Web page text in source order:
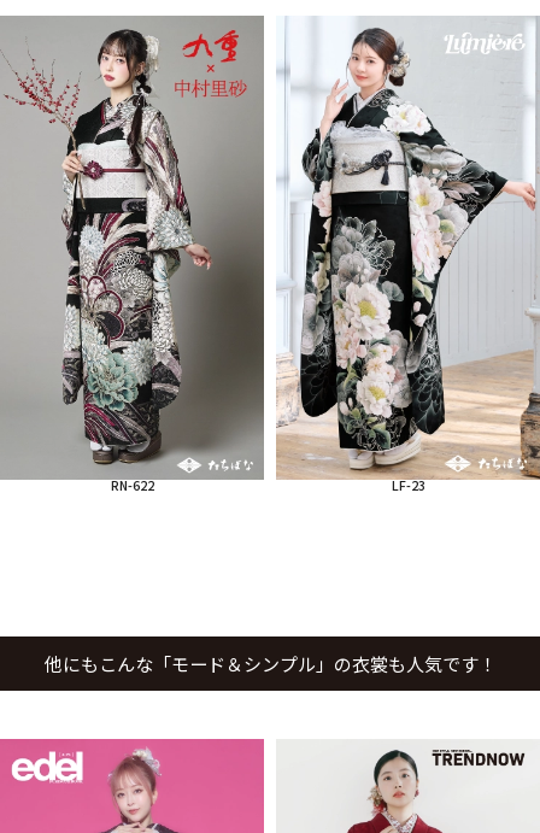
RN-622 LF-23
他にもこんな「モード＆シンプル」の衣裳も人気です！